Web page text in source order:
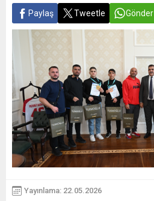
Paylaş Tweetle Gönder
Yayınlama: 22.05.2026